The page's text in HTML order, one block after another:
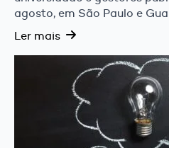
agosto, em São Paulo e
Ler mais